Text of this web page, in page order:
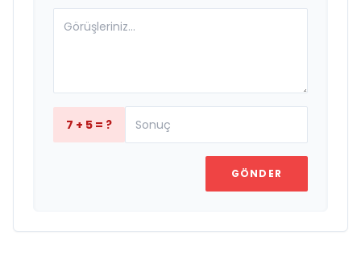
7 + 5 = ?
GÖNDER